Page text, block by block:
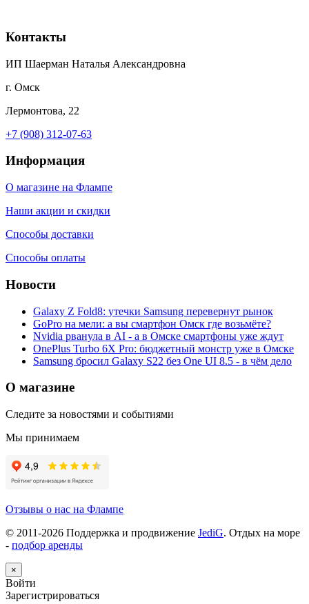
Контакты
ИП Шаерман Наталья Александровна
г. Омск
Лермонтова, 22
+7 (908) 312-07-63
Информация
О магазине на Флампе
Наши акции и скидки
Способы доставки
Способы оплаты
Новости
Galaxy Z Fold8: утечки Samsung перевернут рынок
GoPro на мели: а вы смартфон Омск где возьмёте?
Nvidia рванула в AI - а в Омске смартфоны уже ждут
OnePlus Turbo 6X Pro: бюджетный монстр уже в Омске
Samsung бросил Galaxy S22 без One UI 8.5 - в чём дело
О магазине
Следите за новостями и событиями
Мы принимаем
Отзывы о нас на Флампе
© 2011-2026 Поддержка и продвижение JediG. Отдых на море
- подбор аренды
×
Войти
Зарегистрироваться